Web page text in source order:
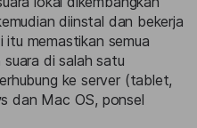
diinstal dan bekerja
itu memastikan semua
di salah satu
ke server (tablet,
dan Mac OS, ponsel